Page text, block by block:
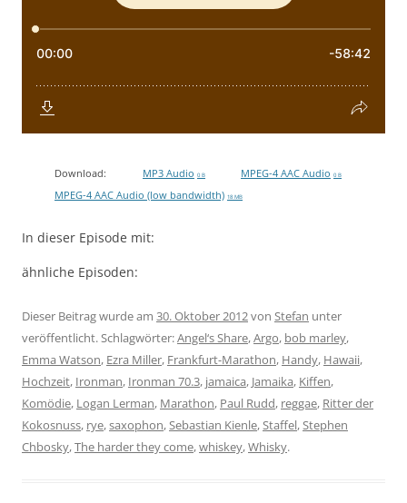
Download: MP3 Audio 0 B MPEG-4 AAC Audio 0 B
MPEG-4 AAC Audio (low bandwidth) 18 MB
In dieser Episode mit:
ähnliche Episoden:
Dieser Beitrag wurde am 30. Oktober 2012von Stefan unter
veröffentlicht. Schlagwörter:Angel‘s Share,Argo, bob marley,
Emma Watson, Ezra Miller, Frankfurt-Marathon, Handy, Hawaii,
Hochzeit, Ironman, Ironman 70.3, jamaica, Jamaika, Kiffen,
Komödie, Logan Lerman, Marathon, Paul Rudd, reggae, Ritter der
Kokosnuss, rye,saxophon,Sebastian Kienle,Staffel,Stephen
Chbosky,The harder they come,whiskey,Whisky.